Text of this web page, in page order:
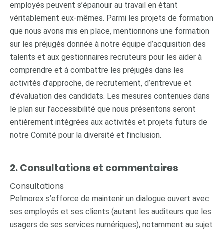
employés peuvent s’épanouir au travail en étant
véritablement eux-mêmes. Parmi les projets de formation
que nous avons mis en place, mentionnons une formation
sur les préjugés donnée à notre équipe d’acquisition des
talents et aux gestionnaires recruteurs pour les aider à
comprendre et à combattre les préjugés dans les
activités d’approche, de recrutement, d’entrevue et
d’évaluation des candidats. Les mesures contenues dans
le plan sur l’accessibilité que nous présentons seront
entièrement intégrées aux activités et projets futurs de
notre Comité pour la diversité et l’inclusion.
2. Consultations et commentaires
Consultations
Pelmorex s’efforce de maintenir un dialogue ouvert avec
ses employés et ses clients (autant les auditeurs que les
usagers de ses services numériques), notamment au sujet